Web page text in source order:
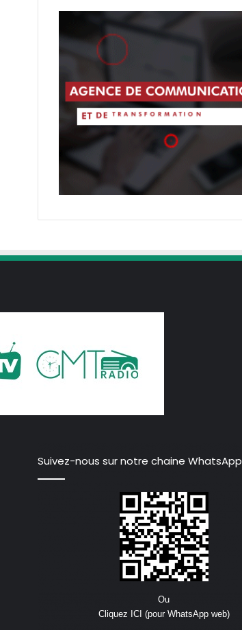
Suivez-nous sur notre chaine WhatsApp
Ou
Cliquez ICI (pour WhatsApp web)